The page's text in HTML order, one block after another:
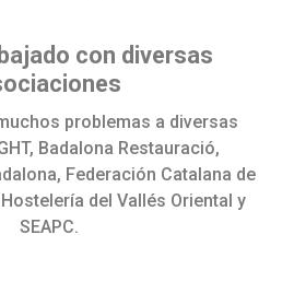
con diversas
problemas a diversas
Badalona Restauració,
Federación Catalana de
del Vallés Oriental y
SEAPC.